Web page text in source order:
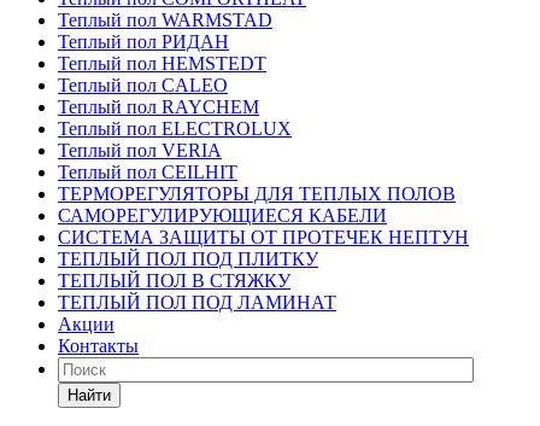
Теплый пол WARMSTAD
Теплый пол РИДАН
Теплый пол HEMSTEDT
Теплый пол CALEO
Теплый пол RAYCHEM
Теплый пол ELECTROLUX
Теплый пол VERIA
Теплый пол CEILHIT
ТЕРМОРЕГУЛЯТОРЫ ДЛЯ ТЕПЛЫХ ПОЛОВ
САМОРЕГУЛИРУЮЩИЕСЯ КАБЕЛИ
СИСТЕМА ЗАЩИТЫ ОТ ПРОТЕЧЕК НЕПТУН
ТЕПЛЫЙ ПОЛ ПОД ПЛИТКУ
ТЕПЛЫЙ ПОЛ В СТЯЖКУ
ТЕПЛЫЙ ПОЛ ПОД ЛАМИНАТ
Акции
Контакты
Найти